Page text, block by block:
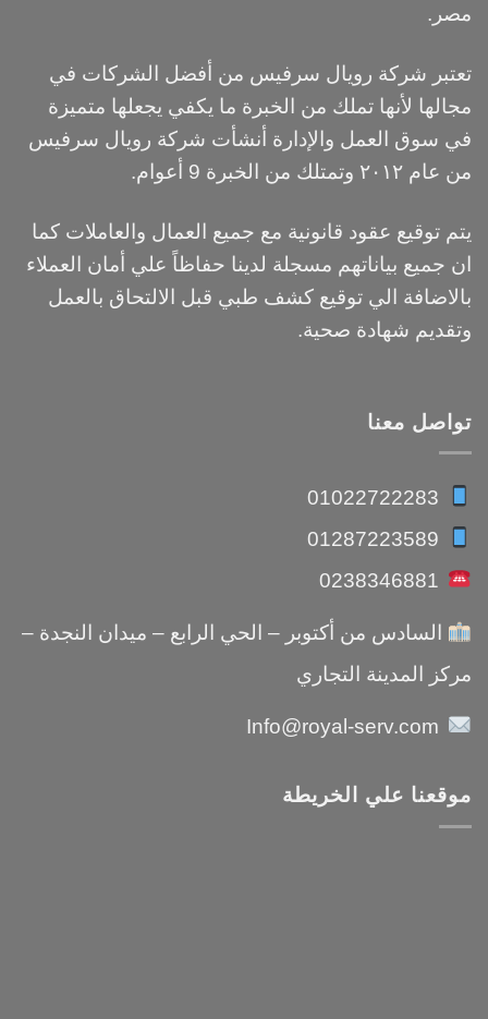
مصر.
تعتبر شركة رويال سرفيس من أفضل الشركات في
مجالها لأنها تملك من الخبرة ما يكفي يجعلها متميزة
في سوق العمل والإدارة أنشأت شركة رويال سرفيس
من عام ٢٠١٢ وتمتلك من الخبرة 9 أعوام.
يتم توقيع عقود قانونية مع جميع العمال والعاملات كما
ان جميع بياناتهم مسجلة لدينا حفاظاً علي أمان العملاء
بالاضافة الي توقيع كشف طبي قبل الالتحاق بالعمل
وتقديم شهادة صحية.
تواصل معنا
01022722283
01287223589
0238346881
السادس من أكتوبر – الحي الرابع – ميدان النجدة –
مركز المدينة التجاري
Info@royal-serv.com
موقعنا علي الخريطة